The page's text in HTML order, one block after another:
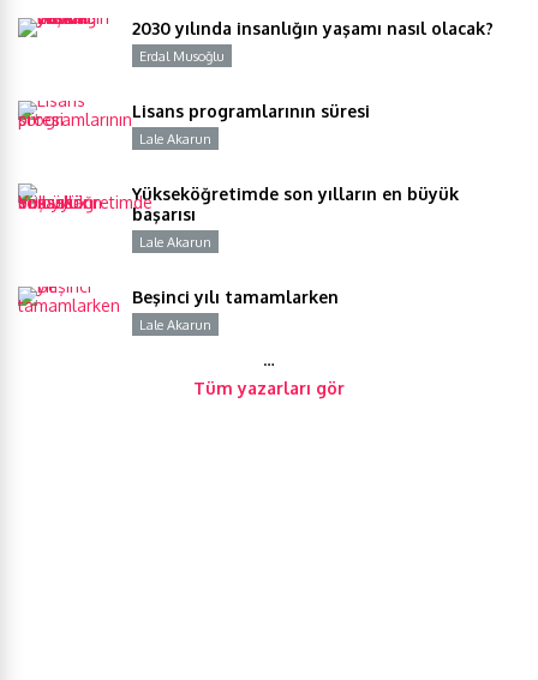
2030 yılında insanlığın yaşamı nasıl olacak?
Erdal Musoğlu
Lisans programlarının süresi
Lale Akarun
Yükseköğretimde son yılların en büyük
başarısı
Lale Akarun
Beşinci yılı tamamlarken
Lale Akarun
…
Tüm yazarları gör